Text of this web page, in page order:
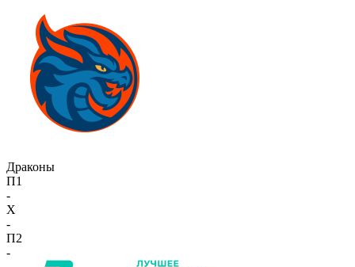
Драконы
П1
-
X
-
П2
-